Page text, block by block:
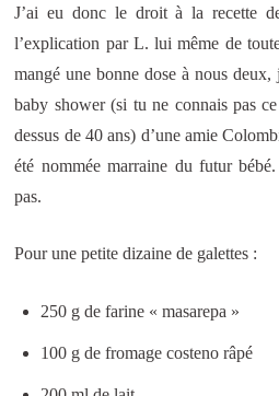
J’ai eu donc le droit à la recette
l’explication par L. lui même de
mangé une bonne dose à nous
baby shower (si tu ne connais pas
dessus de 40 ans) d’une amie
été nommée marraine du futur
pas.
Pour une petite dizaine de galettes :
250 g de farine « masarepa »
100 g de fromage costeno râpé